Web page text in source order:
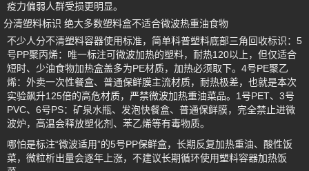
疫力偏弱人群受损更明显。
分清塑料标识 绝大多数塑料盒不适合微波热重油食物
不少人分不清塑料容器使用标准，简单科普塑料底部三角回收标识：5
号PP聚丙烯：唯一标注可微波加热的塑料，耐热120以上，但仅适合
短时、少油食物加热盒盖多为PE材质，加热必须取下。4号PE聚乙
烯：外卖一次性餐盒、普通保鲜膜主流材质，耐热极差，也就是本次
实验飙升125倍的高危材质，严禁微波加热重油菜品。1号PET、3号
PVC、6号PS：矿泉水瓶、发泡快餐盒、普通保鲜膜，完全禁止进微
波炉，高温会释放塑化剂、苯乙烯等有毒物质。
哪怕是标注“微波适用”的5号PP保鲜盒，长期反复加热重油、酸性饭
菜，微粒析出量会逐年上涨，不建议长期循环使用塑料容器加热饭